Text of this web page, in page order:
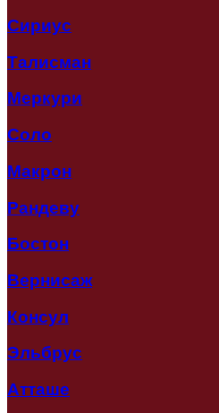
Сириус
Талисман
Меркури
Соло
Макрон
Рандеву
Бостон
Вернисаж
Консул
Эльбрус
Атташе